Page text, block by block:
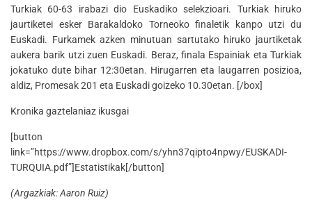
Turkiak 60-63 irabazi dio Euskadiko selekzioari. Turkiak hiruko
jaurtiketei esker Barakaldoko Torneoko finaletik kanpo utzi du
Euskadi. Furkamek azken minutuan sartutako hiruko jaurtiketak
aukera barik utzi zuen Euskadi. Beraz, finala Espainiak eta Turkiak
jokatuko dute bihar 12:30etan. Hirugarren eta laugarren posizioa,
aldiz, Promesak 201 eta Euskadi goizeko 10.30etan. [/box]
Kronika gaztelaniaz ikusgai
[button
link=”https://www.dropbox.com/s/yhn37qipto4npwy/EUSKADI-
TURQUIA.pdf”]Estatistikak[/button]
(Argazkiak: Aaron Ruiz)